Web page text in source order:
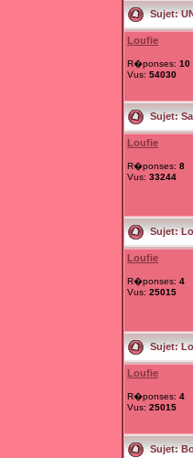
Sujet:
Loufie
R�ponses: 10
Vus: 54030
Sujet:
Loufie
R�ponses: 8
Vus: 33244
Sujet:
Loufie
R�ponses: 4
Vus: 25015
Sujet:
Loufie
R�ponses: 4
Vus: 25015
Sujet: